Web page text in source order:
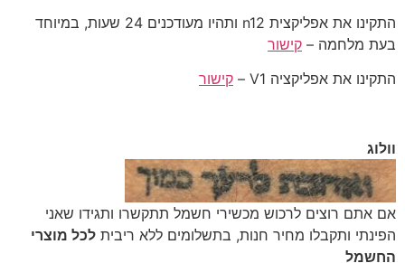
התקינו את אפליקצית n12 ותהיו מעודכנים 24 שעות, במיוחד
בעת מלחמה – קישור
התקינו את אפליקציה V1 –
קישור
וולוג
‎אם אתם רוצים לרכוש מכשירי חשמל תתקשרו ותגידו שאני
הפינתי ותקבלו מחיר חנות, בתשלומים ללא ריבית לכל מוצרי
החשמל